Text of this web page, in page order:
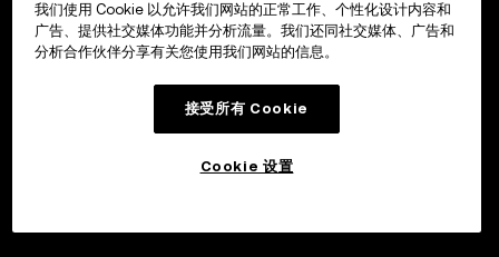
我们使用 Cookie 以允许我们网站的正常工作、个性化设计内容和
广告、提供社交媒体功能并分析流量。我们还同社交媒体、广告和
分析合作伙伴分享有关您使用我们网站的信息。
接受所有 Cookie
Cookie 设置